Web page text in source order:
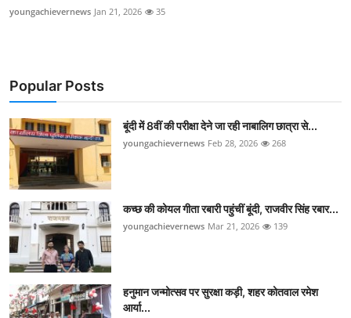
youngachievernews Jan 21, 2026 35
Popular Posts
बूंदी में 8वीं की परीक्षा देने जा रही नाबालिग छात्रा से...
youngachievernews Feb 28, 2026 268
कच्छ की कोयल गीता रबारी पहुंचीं बूंदी, राजवीर सिंह रबार...
youngachievernews Mar 21, 2026 139
हनुमान जन्मोत्सव पर सुरक्षा कड़ी, शहर कोतवाल रमेश
आर्या...